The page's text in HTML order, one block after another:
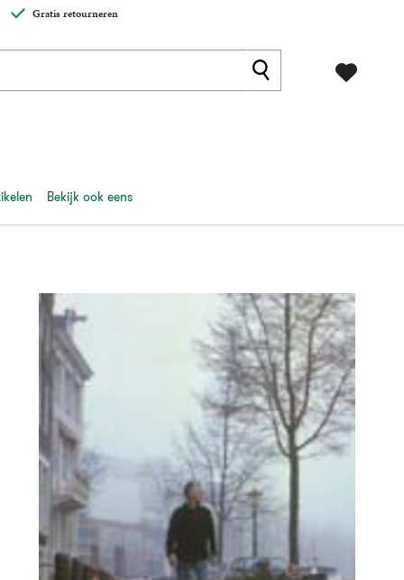
Gratis retourneren
Bekijk ook eens